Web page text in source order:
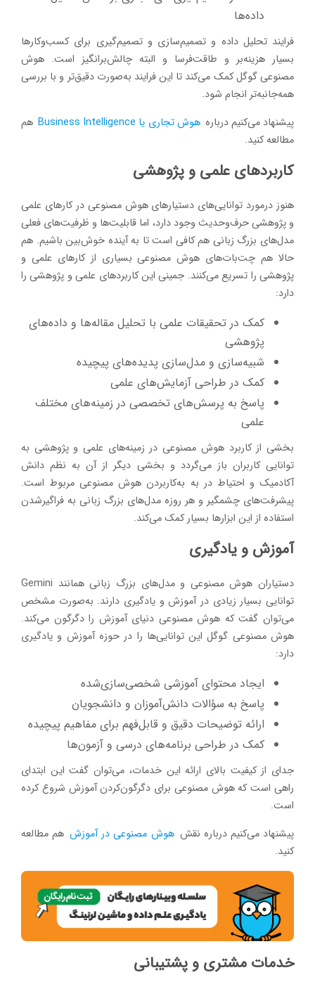
داده‌ها
فرایند تحلیل داده و تصمیم‌سازی و تصمیم‌گیری برای کسب‌وکارها
بسیار هزینه‌بر و طاقت‌فرسا و البته چالش‌برانگیز است. هوش
مصنوعی گوگل کمک می‌کند تا این فرایند به‌صورت دقیق‌تر و با بررسی
همه‌جانبه‌تر انجام شود.
پیشنهاد می‌کنیم درباره هوش تجاری یا Business Intelligence
هم
مطالعه کنید.
کاربردهای علمی و پژوهشی
هنوز درمورد توانایی‌های دستیارهای هوش مصنوعی در کارهای علمی
و پژوهشی حرف‌وحدیث وجود دارد، اما قابلیت‌ها و ظرفیت‌های فعلی
مدل‌های بزرگ زبانی هم کافی است تا به آینده خوش‌بین باشیم. هم
حالا هم چت‌بات‌های هوش مصنوعی بسیاری از کارهای علمی و
پژوهشی را تسریع می‌کنند. جمینی این کاربردهای علمی و پژوهشی را
دارد:
کمک در تحقیقات علمی با تحلیل مقاله‌ها و داده‌های
پژوهشی
شبیه‌سازی و مدل‌سازی پدیده‌های پیچیده
کمک در طراحی آزمایش‌های علمی
پاسخ به پرسش‌های تخصصی در زمینه‌های مختلف
علمی
بخشی از کاربرد هوش مصنوعی در زمینه‌های علمی و پژوهشی به
توانایی کاربران باز می‌گردد و بخشی دیگر از آن به نظم دانش
آکادمیک و احتیاط در به به‌کاربردن هوش مصنوعی مربوط است.
پیشرفت‌های چشمگیر و هر روزه مدل‌های بزرگ زبانی به فراگیرشدن
استفاده از این ابزارها بسیار کمک می‌کند.
آموزش و یادگیری
دستیاران هوش مصنوعی و مدل‌های بزرگ زبانی همانند Gemini
توانایی بسیار زیادی در آموزش و یادگیری دارند. به‌صورت مشخص
می‌توان گفت که هوش مصنوعی دنیای آموزش را دگرگون می‌کند.
هوش مصنوعی گوگل این توانایی‌ها را در حوزه آموزش و یادگیری
دارد:
ایجاد محتوای آموزشی شخصی‌سازی‌شده
پاسخ به سؤالات دانش‌آموزان و دانشجویان
ارائه توضیحات دقیق و قابل‌فهم برای مفاهیم پیچیده
کمک در طراحی برنامه‌های درسی و آزمون‌ها
جدای از کیفیت بالای ارائه این خدمات، می‌توان گفت این ابتدای
راهی است که هوش مصنوعی برای دگرگون‌کردن آموزش شروع کرده
است.
پیشنهاد می‌کنیم درباره نقش هوش مصنوعی در آموزش هم مطالعه
کنید.
خدمات مشتری و پشتیبانی